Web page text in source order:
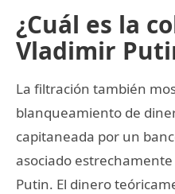
¿Cuál es la
Vladimir
La filtración también
blanqueamiento de
capitaneada por un
asociado
Putin. El dinero